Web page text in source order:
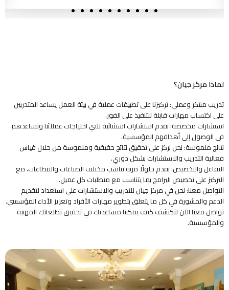
لماذا مركز جيان؟
تدريب مبتكر وعملي: تركيزنا على تطبيقات عملية في بيئة العمل يساعد المتدربين
على اكتساب مهارات قابلة للتنفيذ على الفور.
استشارات مخصصة: نقدم استشارات استثنائية تلبي احتياجات عملائنا وتساعدهم
في الوصول إلى أهدافهم المؤسسية.
نتائج ملموسة: نحن نركز على تحقيق نتائج حقيقية وملموسة من خلال قياس
فعالية التدريب والاستشارات بشكل دوري.
التفاعل والتخصيص: نقدم حلولًا مرنة تناسب مختلف الصناعات والقطاعات، مع
التركيز على تخصيص البرامج بما يتناسب مع متطلبات كل عميل.
التواصل معنا: نحن في مركز جيان للتدريب والاستشارات على استعداد لتقديم
الدعم والمشورة في كل ما يتعلق بتطوير مهارات الأفراد وتعزيز الأداء المؤسسي.
تواصل معنا الآن لتكتشف كيف يمكننا مساعدتك في تحقيق تطلعاتك المهنية
والمؤسسية.